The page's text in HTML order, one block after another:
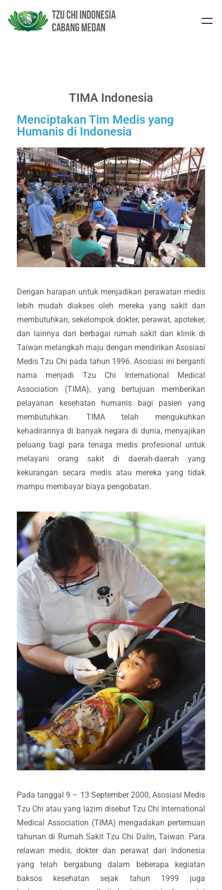
TIMA Indonesia
Menciptakan Tim Medis yang
Humanis di Indonesia
Dengan harapan untuk menjadikan perawatan medis
lebih mudah diakses oleh mereka yang sakit dan
membutuhkan, sekelompok dokter, perawat, apoteker,
dan lainnya dari berbagai rumah sakit dan klinik di
Taiwan melangkah maju dengan mendirikan Asosiasi
Medis Tzu Chi pada tahun 1996. Asosiasi ini berganti
nama menjadi Tzu Chi International Medical
Association (TIMA), yang bertujuan memberikan
pelayanan kesehatan humanis bagi pasien yang
membutuhkan. TIMA telah mengukuhkan
kehadirannya di banyak negara di dunia, menyajikan
peluang bagi para tenaga medis profesional untuk
melayani orang sakit di daerah-daerah yang
kekurangan secara medis atau mereka yang tidak
mampu membayar biaya pengobatan.
Pada tanggal 9 – 13 September 2000, Asosiasi Medis
Tzu Chi atau yang lazim disebut Tzu Chi International
Medical Association (TIMA) mengadakan pertemuan
tahunan di Rumah Sakit Tzu Chi Dalin, Taiwan. Para
relawan medis, dokter dan perawat dari Indonesia
yang telah bergabung dalam beberapa kegiatan
baksos kesehatan sejak tahun 1999 juga